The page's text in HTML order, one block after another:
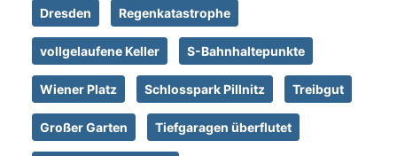
Dresden Regenkatastrophe
vollgelaufene Keller S-Bahnhaltepunkte
Wiener Platz Schlosspark Pillnitz Treibgut
Großer Garten Tiefgaragen überflutet